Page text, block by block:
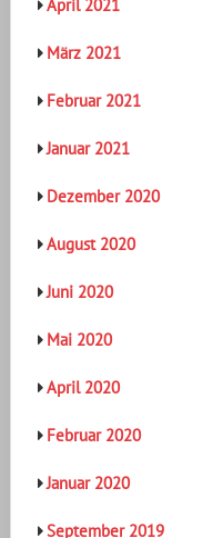
April 2021
März 2021
Februar 2021
Januar 2021
Dezember 2020
August 2020
Juni 2020
Mai 2020
April 2020
Februar 2020
Januar 2020
September 2019